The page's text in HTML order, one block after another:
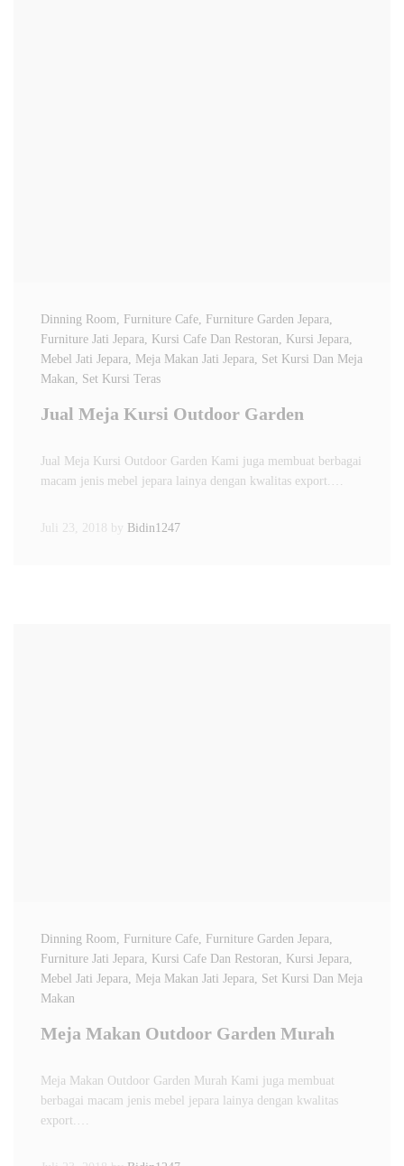
Dinning Room, Furniture Cafe, Furniture Garden Jepara,
Furniture Jati Jepara, Kursi Cafe Dan Restoran, Kursi Jepara,
Mebel Jati Jepara, Meja Makan Jati Jepara, Set Kursi Dan Meja
Makan, Set Kursi Teras
Jual Meja Kursi Outdoor Garden
Jual Meja Kursi Outdoor Garden Kami juga membuat berbagai
macam jenis mebel jepara lainya dengan kwalitas export.…
Juli 23, 2018 by Bidin1247
Dinning Room, Furniture Cafe, Furniture Garden Jepara,
Furniture Jati Jepara, Kursi Cafe Dan Restoran, Kursi Jepara,
Mebel Jati Jepara, Meja Makan Jati Jepara, Set Kursi Dan Meja
Makan
Meja Makan Outdoor Garden Murah
Meja Makan Outdoor Garden Murah Kami juga membuat
berbagai macam jenis mebel jepara lainya dengan kwalitas
export.…